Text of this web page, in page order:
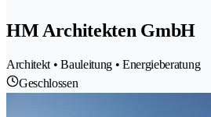
HM Architekten GmbH
Architekt • Bauleitung • Energieberatung
Geschlossen